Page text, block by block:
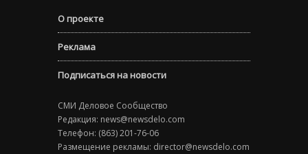
О проекте
Реклама
Подписаться на новости
СМИ Деловое Сообщество
Редакция: news@newsdelo.com
Телефон: (863) 201-76-06
Размещение рекламы: director@newsdelo.com